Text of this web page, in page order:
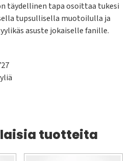
täydellinen tapa osoittaa tukesi
tupsullisella muotoilulla ja
asuste jokaiselle fanille.
tuotteita